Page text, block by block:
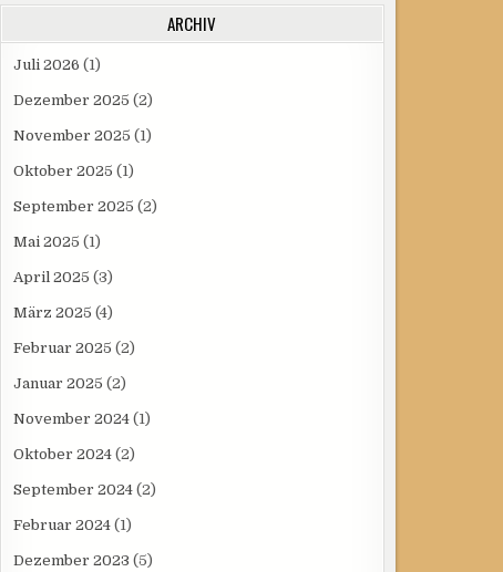
ARCHIV
Juli 2026 (1)
Dezember 2025 (2)
November 2025 (1)
Oktober 2025 (1)
September 2025 (2)
Mai 2025 (1)
April 2025 (3)
März 2025 (4)
Februar 2025 (2)
Januar 2025 (2)
November 2024(1)
Oktober 2024(2)
September 2024(2)
Februar 2024(1)
Dezember 2023 (5)